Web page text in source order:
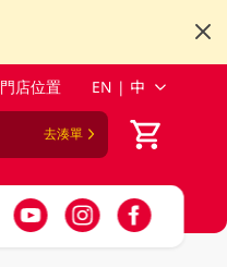
門店位置 EN | 中
去湊單